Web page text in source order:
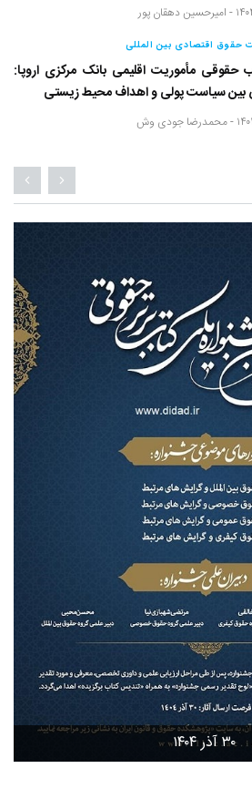
- امیرحسین دهقان پور
حقوق اقتصادی بین المللی
حقوقی مأموریت اقلیمی بانک مرکزی اروپا:
بین سیاست پولی و اهداف محیط زیستی
- محمدرضا جودی وش
۳۰ آذر ۱۴۰۴